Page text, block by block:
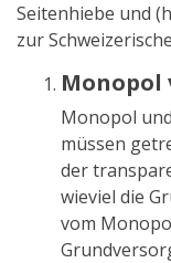
Seitenhiebe und
zur
Monopol
Monopol
müssen
der
wieviel die
vom